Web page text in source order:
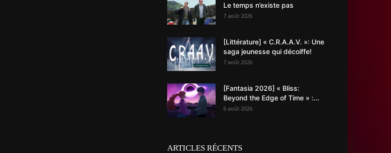
Le temps n’existe pas
7 août 2026
[Littérature] « C.R.A.A.V. »: Une
saga jeunesse qui décoiffe!
7 août 2026
[Fantasia 2026] « Bliss:
Beyond the Edge of Time » :...
6 août 2026
ARTICLES RÉCENTS